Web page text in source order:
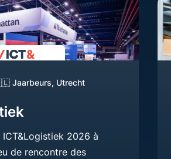
Jaarbeurs, Utrecht
ICT&Logistiek 2026 à
de rencontre des